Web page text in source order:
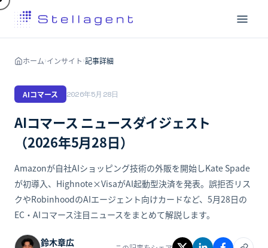
ホーム›インサイト ›記事詳細
AIコマース 2026年5月28日
AIコマース ニュースダイジェスト
（2026年5月28日）
Amazonが自社AIショッピング技術の外販を開始しKate Spade
が初導入、Highnote×VisaがAI起動型決済を発表。誤拒否リス
クやRobinhoodのAIエージェント向けカードなど、5月28日の
EC・AIコマース注目ニュースをまとめて解説します。
鈴木章広